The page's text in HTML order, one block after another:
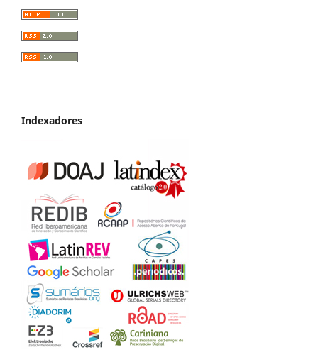
Indexadores